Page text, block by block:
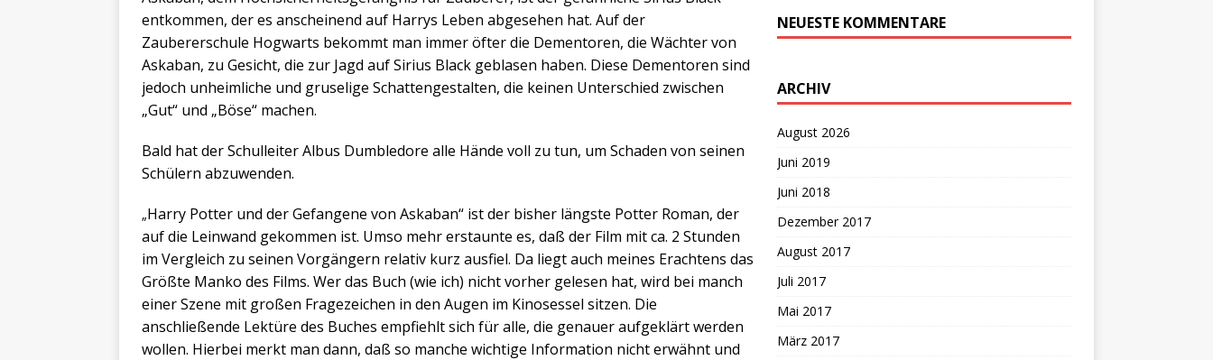
entkommen, der es anscheinend auf Harrys Leben abgesehen hat. Auf der
Zaubererschule Hogwarts bekommt man immer öfter die Dementoren, die Wächter von
Askaban, zu Gesicht, die zur Jagd auf Sirius Black geblasen haben. Diese Dementoren sind
jedoch unheimliche und gruselige Schattengestalten, die keinen Unterschied zwischen
„Gut“ und „Böse“ machen.
Bald hat der Schulleiter Albus Dumbledore alle Hände voll zu tun, um Schaden von seinen
Schülern abzuwenden.
„Harry Potter und der Gefangene von Askaban“ ist der bisher längste Potter Roman, der
auf die Leinwand gekommen ist. Umso mehr erstaunte es, daß der Film mit ca. 2 Stunden
im Vergleich zu seinen Vorgängern relativ kurz ausfiel. Da liegt auch meines Erachtens das
Größte Manko des Films. Wer das Buch (wie ich) nicht vorher gelesen hat, wird bei manch
einer Szene mit großen Fragezeichen in den Augen im Kinosessel sitzen. Die
anschließende Lektüre des Buches empfiehlt sich für alle, die genauer aufgeklärt werden
wollen. Hierbei merkt man dann, daß so manche wichtige Information nicht erwähnt und
NEUESTE KOMMENTARE
ARCHIV
August 2026
Juni 2019
Juni 2018
Dezember 2017
August 2017
Juli 2017
Mai 2017
März 2017